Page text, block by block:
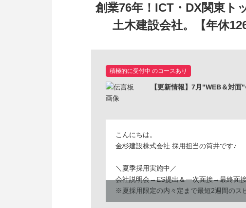
創業76年！ICT・DX関東ト
土木建設会社。【年休
積極的に受付中 のコースあり
【更新情報】7月"WEB＆対面
こんにちは。
金杉建設株式会社 採用担当の筒井です♪
＼夏季採用実施中／
会社説明会→ES提出＆一次面接→最終面
※夏採用限定の内々定まで最短2週間のス